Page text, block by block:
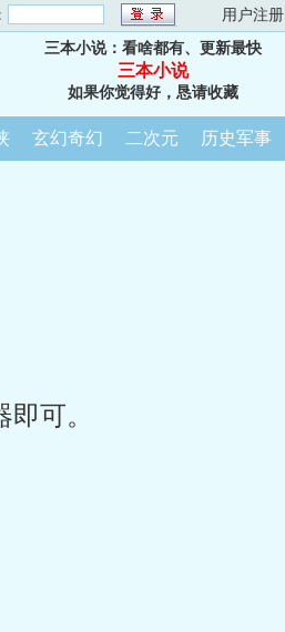
用户注册
三本小说：看啥都有、更新最快
三本小说
如果你觉得好，恳请收藏
玄幻奇幻 二次元 历史军事
可。